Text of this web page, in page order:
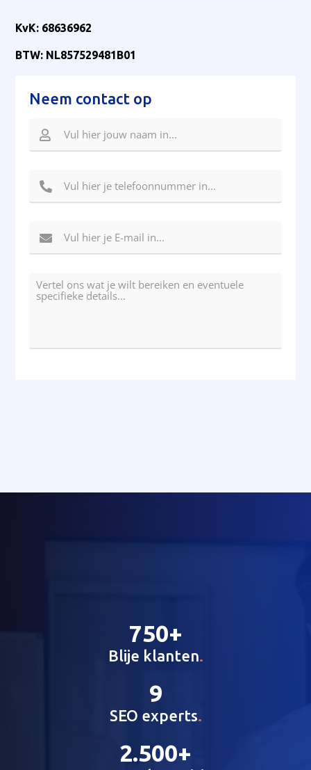
KvK: 68636962
BTW: NL857529481B01
Neem contact op
750+
Blije klanten.
9
SEO experts.
2.500+